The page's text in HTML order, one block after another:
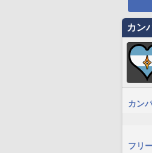
カン
カン
フリ